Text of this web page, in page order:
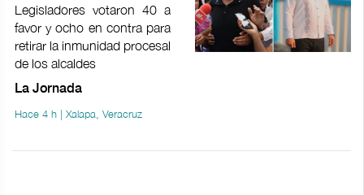
Legisladores votaron 40 a
favor y ocho en contra para
retirar la inmunidad procesal
de los alcaldes
La Jornada
Hace 4 h | Xalapa, Veracruz